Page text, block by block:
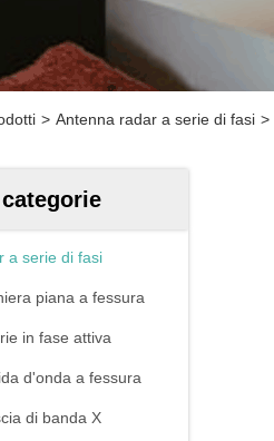
> Antenna radar a serie di fasi >
a serie di fasi
piana a fessura
in fase attiva
d'onda a fessura
di banda X